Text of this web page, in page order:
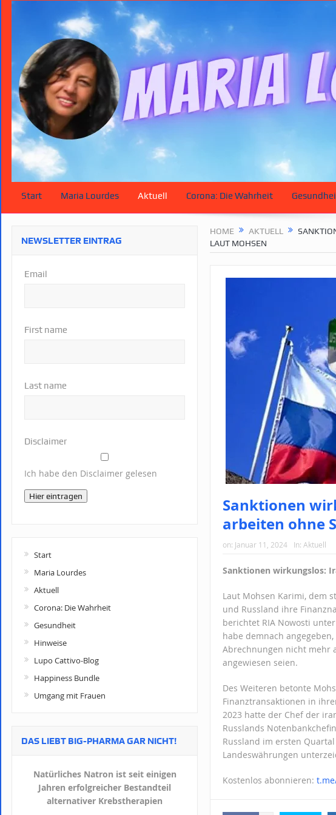
Start Maria Lourdes Aktuell Corona: Die Wahrheit
HOME AKTUELL
LAUT MOHSEN
Sanktionen
arbeiten ohne
on: Januar 11, 2024 In: Aktuell
Sanktionen wirkungslos:
Laut Mohsen Karimi, dem
und Russland ihre
berichtet RIA Nowosti
habe demnach
Abrechnungen nicht mehr
angewiesen seien.
Des Weiteren betonte
Finanztransaktionen in
2023 hatte der Chef der
Russlands
Russland im ersten
Landeswährungen
Kostenlos abonnieren:
NEWSLETTER EINTRAG
Email
First name
Last name
Disclaimer
Ich habe den Disclaimer gelesen
Hier eintragen
Start
Maria Lourdes
Aktuell
Corona: Die Wahrheit
Gesundheit
Hinweise
Lupo Cattivo-Blog
Happiness Bundle
Umgang mit Frauen
DAS LIEBT BIG-PHARMA GAR NICHT!
Natürliches Natron ist seit einigen
Jahren erfolgreicher Bestandteil
alternativer Krebstherapien